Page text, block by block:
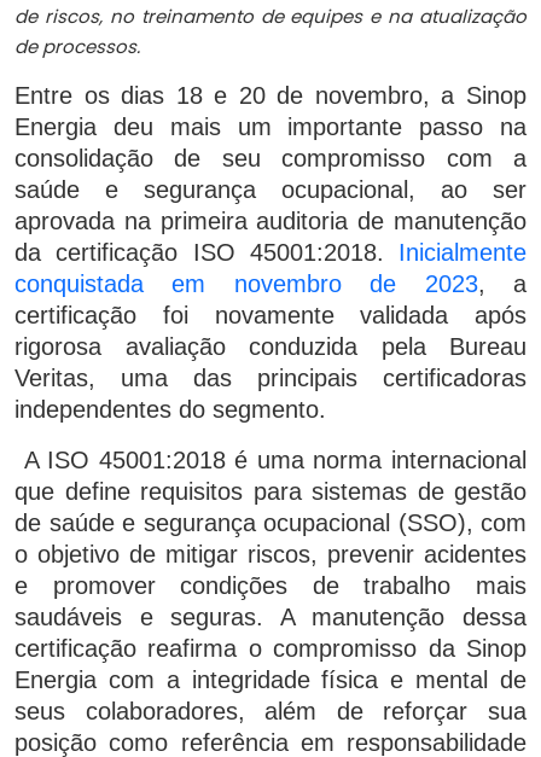
de riscos, no treinamento de equipes e na atualização
de processos.
Entre os dias 18 e 20 de novembro, a Sinop
Energia deu mais um importante passo na
consolidação de seu compromisso com a
saúde e segurança ocupacional, ao ser
aprovada na primeira auditoria de manutenção
da certificação ISO 45001:2018. Inicialmente
conquistada em novembro de 2023, a
certificação foi novamente validada após
rigorosa avaliação conduzida pela Bureau
Veritas, uma das principais certificadoras
independentes do segmento.
A ISO 45001:2018 é uma norma internacional
que define requisitos para sistemas de gestão
de saúde e segurança ocupacional (SSO), com
o objetivo de mitigar riscos, prevenir acidentes
e promover condições de trabalho mais
saudáveis e seguras. A manutenção dessa
certificação reafirma o compromisso da Sinop
Energia com a integridade física e mental de
seus colaboradores, além de reforçar sua
posição como referência em responsabilidade